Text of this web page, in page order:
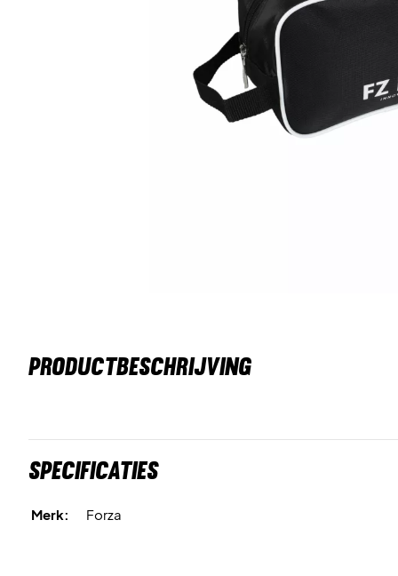
PRODUCTBESCHRIJVING
Specificaties
Merk: Forza